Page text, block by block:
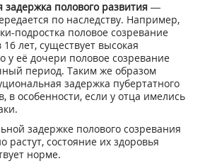
задержка полового развития —
по наследству. Например,
подростка половое созревание
лет, существует высокая
у её дочери половое созревание
период. Таким же образом
задержка пубертатного
в особенности, если у отца имелись
задержке полового созревания
растут, состояние их здоровья
норме.